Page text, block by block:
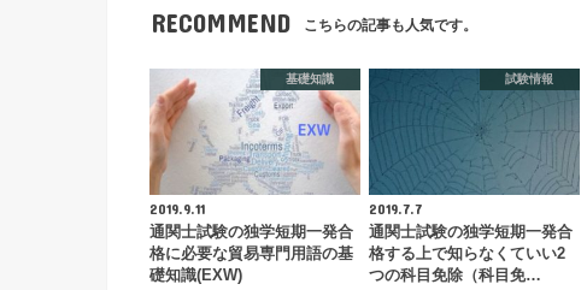
RECOMMEND こちらの記事も人気です。
基礎知識
2019.9.11
通関士試験の独学短期一発合
格に必要な貿易専門用語の基
礎知識(EXW)
試験情報
2019.7.7
通関士試験の独学短期一発合
格する上で知らなくていい2
つの科目免除（科目免…